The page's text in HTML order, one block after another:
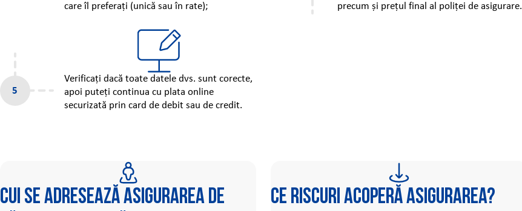
care îl preferați (unică sau în rate);
precum și prețul final al poliței de asigurare.
Verificați dacă toate datele dvs. sunt corecte,
apoi puteți continua cu plata online
securizată prin card de debit sau de credit.
Cui se adresează asigurarea de
Ce riscuri acoperă asigurarea?